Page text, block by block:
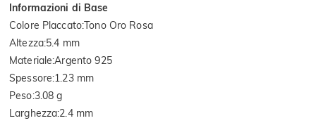
Informazioni di Base
Colore Placcato:Tono Oro Rosa
Altezza:5.4 mm
Materiale:Argento 925
Spessore:1.23 mm
Peso:3.08 g
Larghezza:2.4 mm